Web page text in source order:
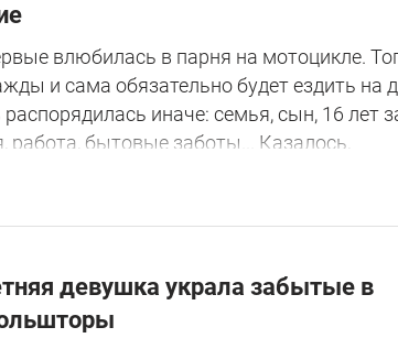
влюбилась в парня на мотоцикле.
и сама обязательно будет ездить на
иначе: семья, сын, 16 лет
работа, бытовые заботы... Казалось,
девушка украла забытые в